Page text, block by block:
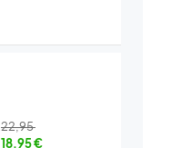
22,95
18,95€